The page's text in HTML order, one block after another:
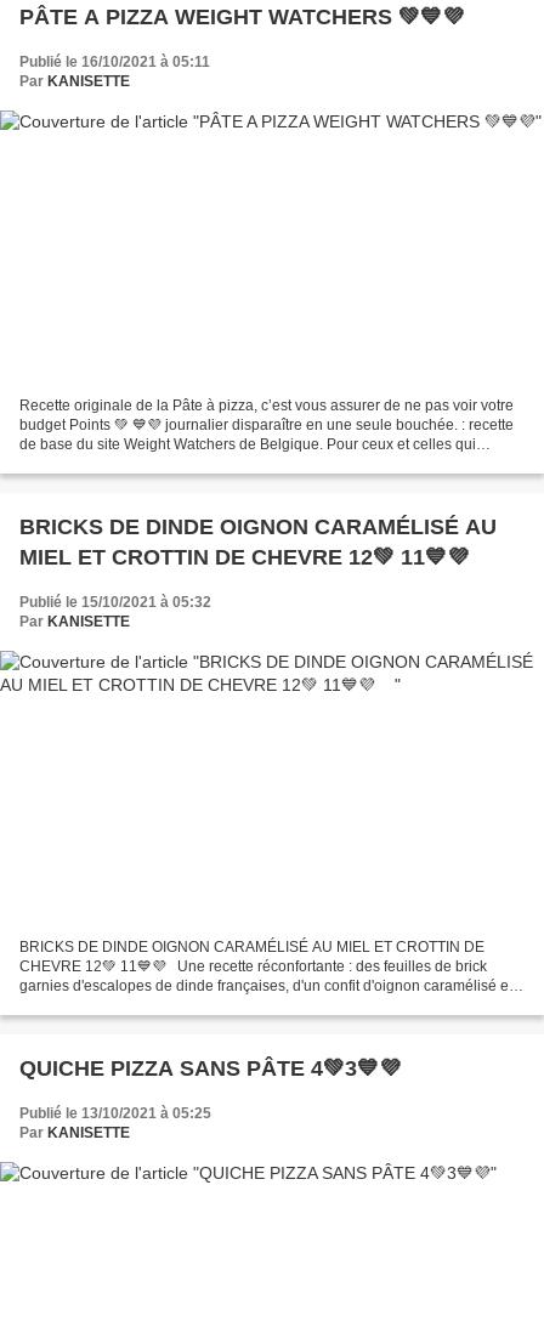
PÂTE A PIZZA WEIGHT WATCHERS 💚💙💜
Publié le 16/10/2021 à 05:11
Par KANISETTE
Recette originale de la Pâte à pizza, c’est vous assurer de ne pas voir votre
budget Points 💚 💙💜 journalier disparaître en une seule bouchée. : recette
de base du site Weight Watchers de Belgique. Pour ceux et celles qui
BRICKS DE DINDE OIGNON CARAMÉLISÉ AU
MIEL ET CROTTIN DE CHEVRE 12💚 11💙💜
Publié le 15/10/2021 à 05:32
Par KANISETTE
BRICKS DE DINDE OIGNON CARAMÉLISÉ AU MIEL ET CROTTIN DE
CHEVRE 12💚 11💙💜 Une recette réconfortante : des feuilles de brick
garnies d'escalopes de dinde françaises, d'un confit d'oignon caramélisé et
QUICHE PIZZA SANS PÂTE 4💚3💙💜
Publié le 13/10/2021 à 05:25
Par KANISETTE